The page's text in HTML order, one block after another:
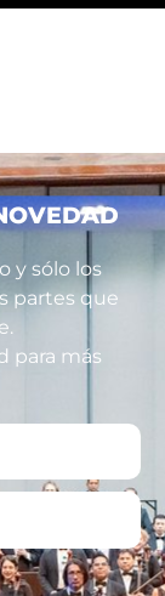
y sólo los
partes que
para más